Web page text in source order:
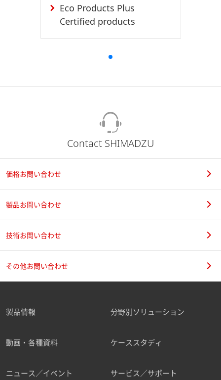
Eco Products Plus
Certified products
Contact SHIMADZU
価格お問い合わせ
製品お問い合わせ
技術お問い合わせ
その他お問い合わせ
製品情報 分野別ソリューション
動画・各種資料 ケーススタディ
ニュース／イベント サービス／サポート